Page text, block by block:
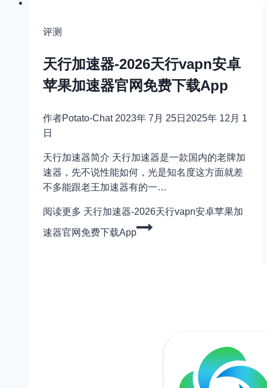
评测
天行加速器-2026天行vapn安卓
苹果加速器官网免费下载App
作者Potato-Chat 2023年 7月 25日 2025年 12月 1
日
天行加速器简介 天行加速器是一款国内的老牌加
速器，先不说性能如何，光是知名度这方面就差
不多能跟老王加速器有的一…
阅读更多 天行加速器-2026天行vapn安卓苹果加
速器官网免费下载App